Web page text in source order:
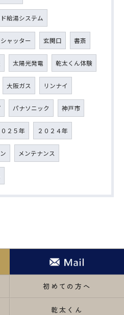
給湯システム
ャッター 玄関口 書斎
太陽光発電 乾太くん体験
大阪ガス リンナイ
パナソニック 神戸市
０２５年 ２０２４年
メンテナンス
初めての方へ
乾太くん